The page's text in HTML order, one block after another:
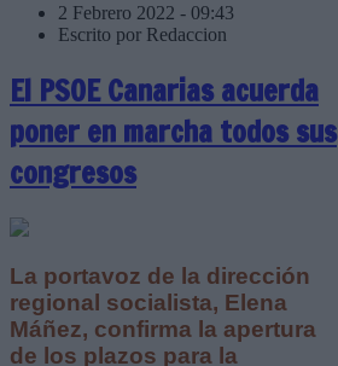
2 Febrero 2022 - 09:43
Escrito por Redaccion
El PSOE Canarias acuerda
poner en marcha todos sus
congresos
La portavoz de la dirección
regional socialista, Elena
Máñez, confirma la apertura
de los plazos para la